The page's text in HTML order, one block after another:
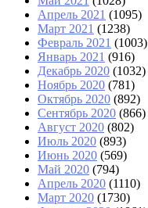
Апрель 2021 (1095)
Март 2021 (1238)
Февраль 2021 (1003)
Январь 2021 (916)
Декабрь 2020 (1032)
Ноябрь 2020 (781)
Октябрь 2020 (892)
Сентябрь 2020 (866)
Август 2020 (802)
Июль 2020 (893)
Июнь 2020 (569)
Май 2020 (794)
Апрель 2020 (1110)
Март 2020 (1730)